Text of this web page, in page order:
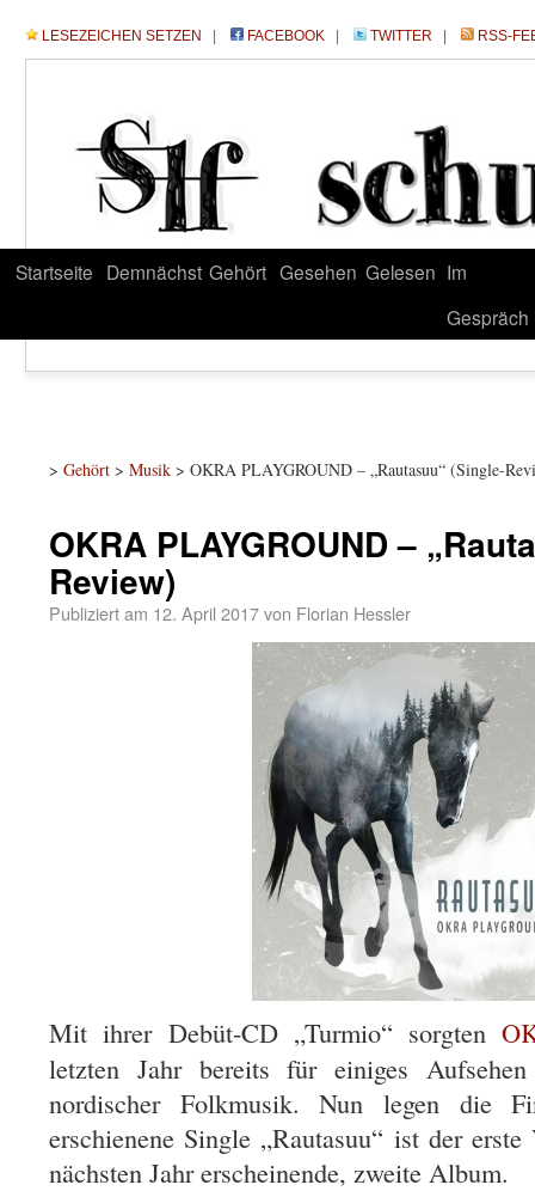
LESEZEICHEN SETZEN FACEBOOK TWITTER RSS-
Startseite Demnächst Gehört Gesehen Gelesen Im
Gespräch
> Gehört > Musik > OKRA PLAYGROUND – „Rautasuu“ (Single-
OKRA PLAYGROUND –
Review)
Publiziert am 12. April 2017von Florian Hessler
Mit ihrer Debüt-CD „Turmio“ sorgten
letzten Jahr bereits für einiges
nordischer Folkmusik. Nun legen die
erschienene Single „Rautasuu“ ist der
nächsten Jahr erscheinende, zweite Album.